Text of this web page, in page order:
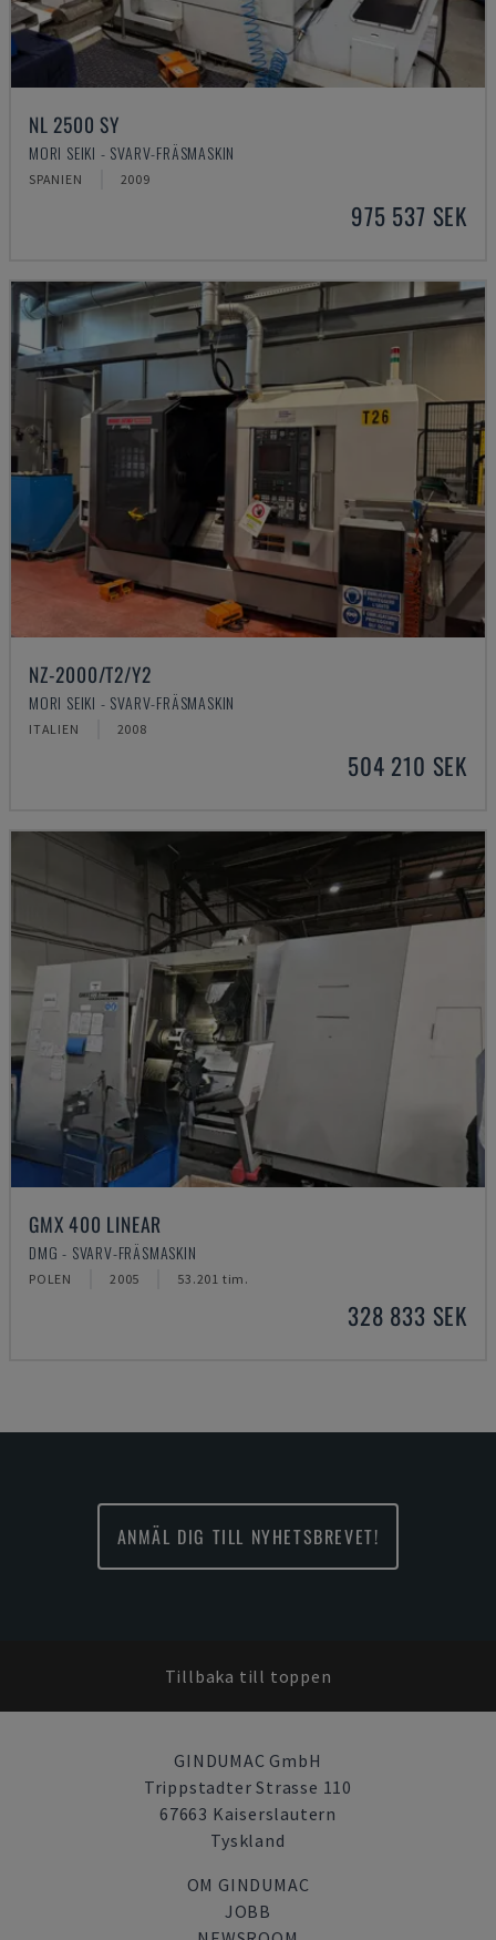
NL 2500 SY
MORI SEIKI - SVARV-FRÄSMASKIN
SPANIEN 2009
975 537 SEK
NZ-2000/T2/Y2
MORI SEIKI - SVARV-FRÄSMASKIN
ITALIEN 2008
504 210 SEK
GMX 400 LINEAR
DMG - SVARV-FRÄSMASKIN
POLEN 2005 53.201 tim.
328 833 SEK
ANMÄL DIG TILL NYHETSBREVET!
Tillbaka till toppen
GINDUMAC GmbH
Trippstadter Strasse 110
67663 Kaiserslautern
Tyskland
OM GINDUMAC
JOBB